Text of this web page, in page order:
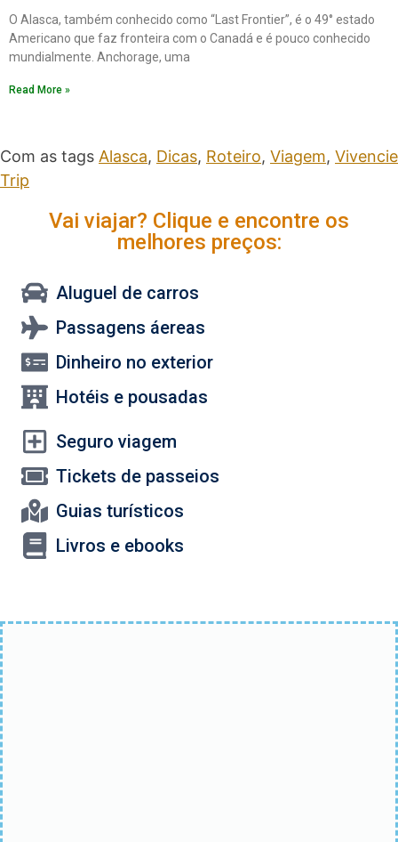
O Alasca, também conhecido como “Last Frontier”, é o 49° estado
Americano que faz fronteira com o Canadá e é pouco conhecido
mundialmente. Anchorage, uma
Read More »
Com as tags Alasca, Dicas, Roteiro, Viagem, Vivencie
Trip
Vai viajar? Clique e encontre os
melhores preços:
Aluguel de carros
Passagens áereas
Dinheiro no exterior
Hotéis e pousadas
Seguro viagem
Tickets de passeios
Guias turísticos
Livros e ebooks